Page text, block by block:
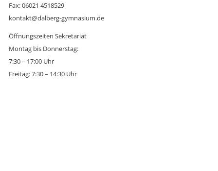
Fax: 06021 4518529
kontakt@dalberg-gymnasium.de
Öffnungszeiten Sekretariat
Montag bis Donnerstag:
7:30 – 17:00 Uhr
Freitag: 7:30 – 14:30 Uhr